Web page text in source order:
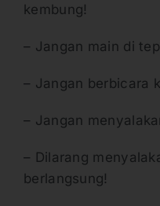
kembung!
– Jangan main di
– Jangan berbicara
– Jangan
– Dilarang
berlangsung!